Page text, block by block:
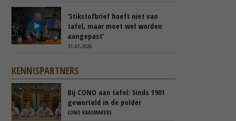
‘Stikstofbrief hoeft niet van
tafel, maar moet wel worden
aangepast’
31-07-2026
KENNISPARTNERS
Bij CONO aan tafel: Sinds 1901
geworteld in de polder
CONO KAASMAKERS